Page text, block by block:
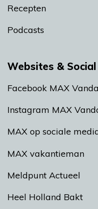
Recepten
Podcasts
Websites & Social
Facebook MAX
Instagram MAX
MAX op sociale
MAX vakantieman
Meldpunt Actueel
Heel Holland Bakt